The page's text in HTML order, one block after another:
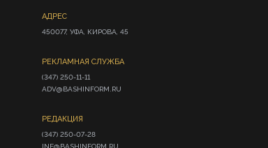
АДРЕС
450077, УФА, КИРОВА, 45
РЕКЛАМНАЯ СЛУЖБА
(347) 250-11-11
ADV@BASHINFORM.RU
РЕДАКЦИЯ
(347) 250-07-28
INF@BASHINFORM.RU